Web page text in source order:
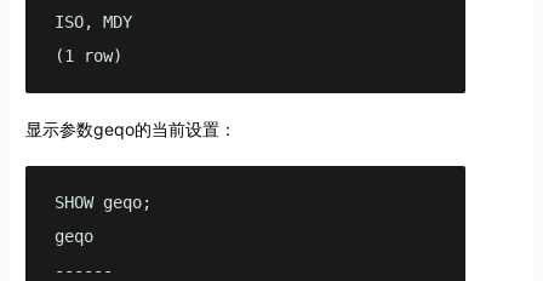
ISO, MDY
(1 row)
显示参数geqo的当前设置：
SHOW geqo;
geqo
------